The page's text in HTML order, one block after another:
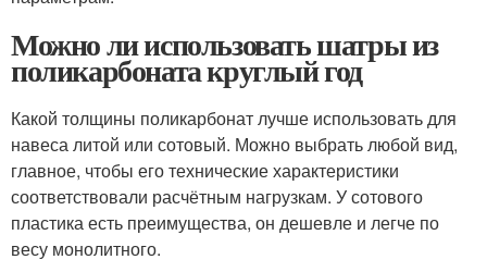
Можно ли использовать шатры из
поликарбоната круглый год
Какой толщины поликарбонат лучше использовать для
навеса литой или сотовый. Можно выбрать любой вид,
главное, чтобы его технические характеристики
соответствовали расчётным нагрузкам. У сотового
пластика есть преимущества, он дешевле и легче по
весу монолитного.